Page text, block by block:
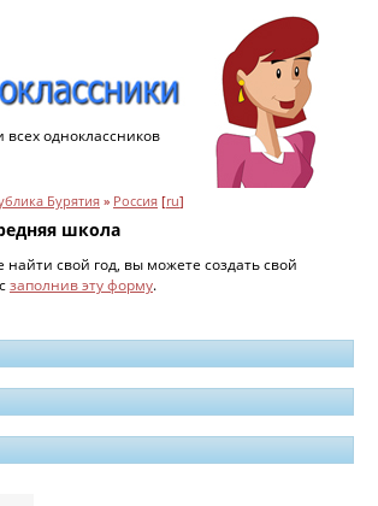
всех одноклассников
Бурятия » Россия [ru]
школа
свой год, вы можете создать свой
заполнив эту форму.